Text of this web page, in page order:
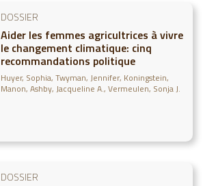
DOSSIER
Aider les femmes agricultrices à vivre
le changement climatique: cinq
recommandations politique
Huyer, Sophia Twyman, Jennifer Koningstein,
Manon Ashby, Jacqueline A. Vermeulen, Sonja J.
DOSSIER